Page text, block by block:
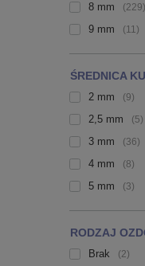
8 mm 229
9 mm 11
ŚREDNICA
2 mm 9
2,5 mm 5
3 mm 36
4 mm 8
5 mm 3
RODZAJ
Brak 2